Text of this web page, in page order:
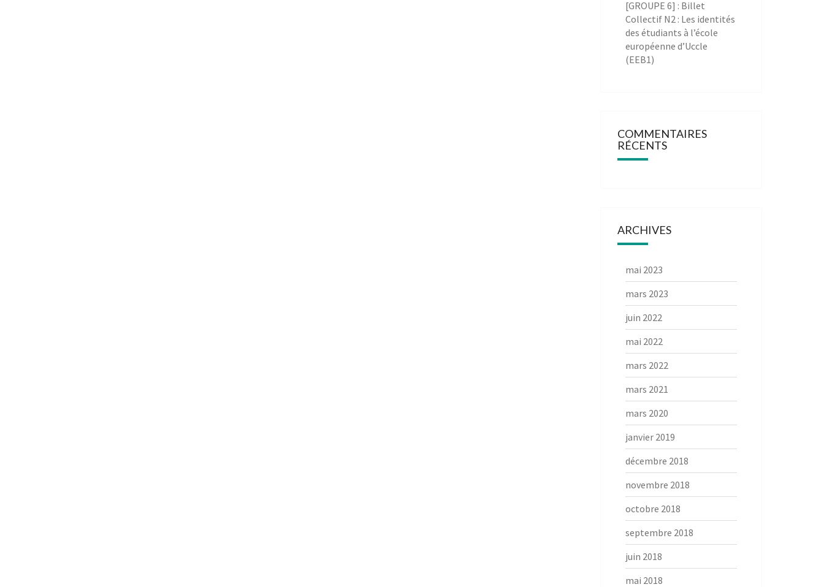
[GROUPE 6] : Billet
Collectif N2 : Les identités
des étudiants à l’école
européenne d’Uccle
(EEB1)
COMMENTAIRES
RÉCENTS
ARCHIVES
mai 2023
mars 2023
juin 2022
mai 2022
mars 2022
mars 2021
mars 2020
janvier 2019
décembre 2018
novembre 2018
octobre 2018
septembre 2018
juin 2018
mai 2018